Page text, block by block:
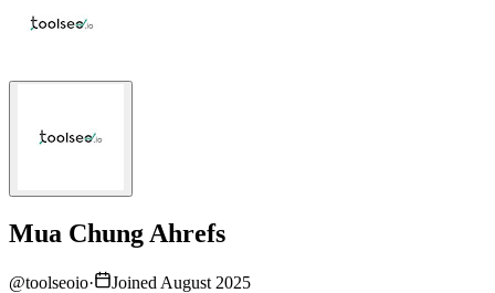
Mua Chung Ahrefs
@toolseoio·
Joined August 2025